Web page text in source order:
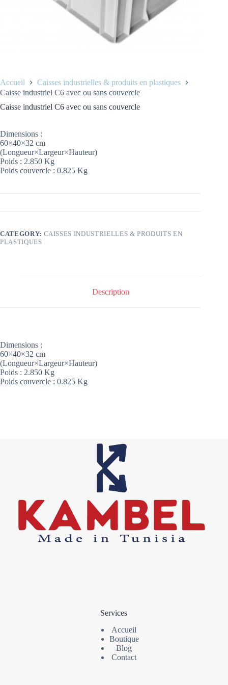
Accueil
Caisses industrielles & produits en plastiques
Caisse industriel C6 avec ou sans couvercle
Caisse industriel C6 avec ou sans couvercle
Dimensions :
60×40×32 cm
(Longueur×Largeur×Hauteur)
Poids : 2.850 Kg
Poids couvercle : 0.825 Kg
CATEGORY: CAISSES INDUSTRIELLES & PRODUITS EN
PLASTIQUES
Description
Dimensions :
60×40×32 cm
(Longueur×Largeur×Hauteur)
Poids : 2.850 Kg
Poids couvercle : 0.825 Kg
Services
Accueil
Boutique
Blog
Contact